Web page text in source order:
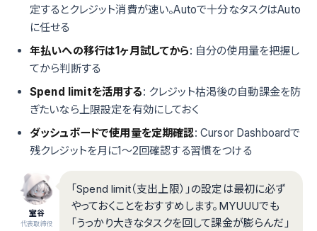
定するとクレジット消費が速い。Autoで十分なタスクはAuto
に任せる
年払いへの移行は1ヶ月試してから: 自分の使用量を把握し
てから判断する
Spend limitを活用する: クレジット枯渇後の自動課金を防
ぎたいなら上限設定を有効にしておく
ダッシュボードで使用量を定期確認: Cursor Dashboardで
残クレジットを月に1〜2回確認する習慣をつける
室谷
代表取締役
「Spend limit（支出上限）」の設定は最初に必ず
やっておくことをおすすめします。MYUUUでも
「うっかり大きなタスクを回して課金が膨らんだ」